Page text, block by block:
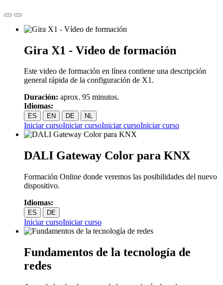
Gira X1 - Vídeo de formación
Este video de formación en línea contiene una descripción
general rápida de la configuración de X1.
Duración: aprox. 95 minutos.
Idiomas:
ES EN DE NL
Iniciar cursoIniciar cursoIniciar cursoIniciar curso
DALI Gateway Color para KNX
Formación Online donde veremos las posibilidades del nuevo
dispositivo.
Idiomas:
ES DE
Iniciar cursoIniciar curso
Fundamentos de la tecnología de
redes